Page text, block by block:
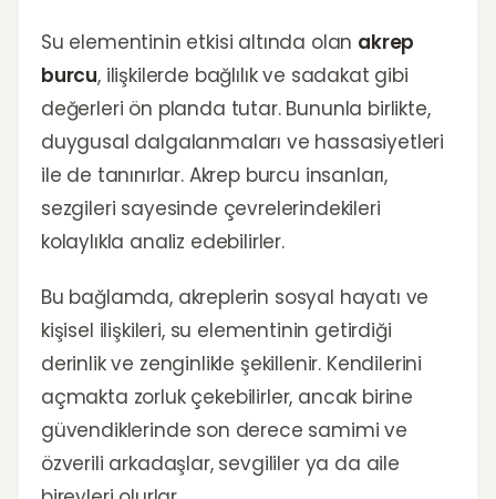
Su elementinin etkisi altında olan akrep
burcu, ilişkilerde bağlılık ve sadakat gibi
değerleri ön planda tutar. Bununla birlikte,
duygusal dalgalanmaları ve hassasiyetleri
ile de tanınırlar. Akrep burcu insanları,
sezgileri sayesinde çevrelerindekileri
kolaylıkla analiz edebilirler.
Bu bağlamda, akreplerin sosyal hayatı ve
kişisel ilişkileri, su elementinin getirdiği
derinlik ve zenginlikle şekillenir. Kendilerini
açmakta zorluk çekebilirler, ancak birine
güvendiklerinde son derece samimi ve
özverili arkadaşlar, sevgililer ya da aile